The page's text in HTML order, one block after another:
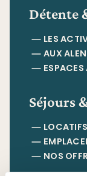
Détente
LES
AUX
Séjours
LOCATIFS
NOS